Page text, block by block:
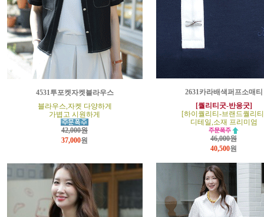
4531투포켓자켓블라우스
블라우스,자켓 다양하게
가볍고 시원하게
42,000원
37,000원
2631카라배색퍼프소매티
[퀄리티굿-반응굿]
[하이퀄리티-브랜드퀄리
디테일,소재 프리미엄
46,000원
40,500원